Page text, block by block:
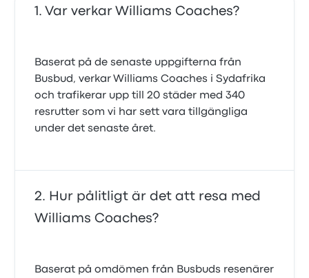
Var verkar Williams Coaches?
Baserat på de senaste uppgifterna från
Busbud, verkar Williams Coaches i Sydafrika
och trafikerar upp till 20 städer med 340
resrutter som vi har sett vara tillgängliga
under det senaste året.
Hur pålitligt är det att resa med
Williams Coaches?
Baserat på omdömen från Busbuds resenärer